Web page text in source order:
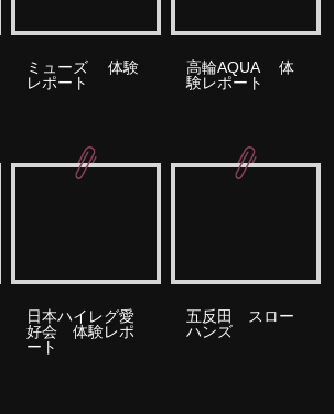
ミューズ 体験
レポート
高輪AQUA 体
験レポート
日本ハイレグ愛
好会 体験レポ
ート
五反田 スロー
ハンズ